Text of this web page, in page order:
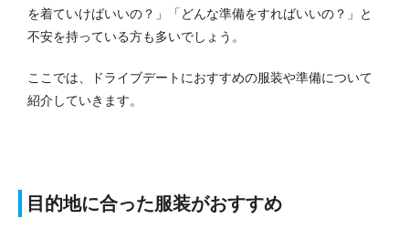
を着ていけばいいの？」「どんな準備をすればいいの？」と
不安を持っている方も多いでしょう。
ここでは、ドライブデートにおすすめの服装や準備について
紹介していきます。
目的地に合った服装がおすすめ